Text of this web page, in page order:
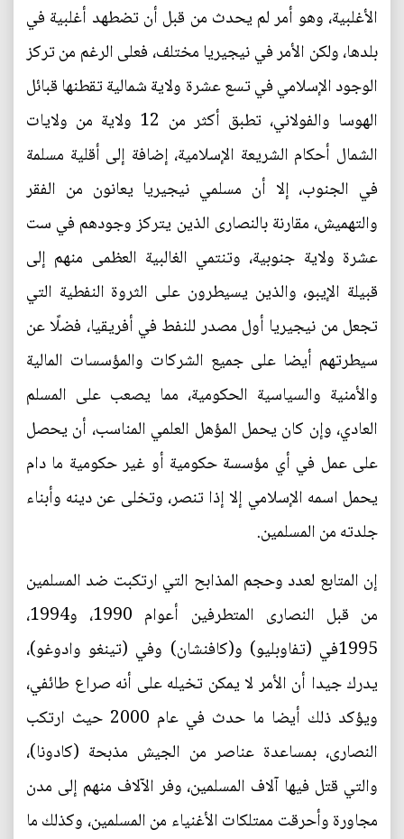
الأغلبية، وهو أمر لم يحدث من قبل أن تضطهد أغلبية في
بلدها، ولكن الأمر في نيجيريا مختلف، فعلى الرغم من تركز
الوجود الإسلامي في تسع عشرة ولاية شمالية تقطنها قبائل
الهوسا والفولاني، تطبق أكثر من 12 ولاية من ولايات
الشمال أحكام الشريعة الإسلامية، إضافة إلى أقلية مسلمة
في الجنوب، إلا أن مسلمي نيجيريا يعانون من الفقر
والتهميش، مقارنة بالنصارى الذين يتركز وجودهم في ست
عشرة ولاية جنوبية، وتنتمي الغالبية العظمى منهم إلى
قبيلة الإيبو، والذين يسيطرون على الثروة النفطية التي
تجعل من نيجيريا أول مصدر للنفط في أفريقيا، فضلًا عن
سيطرتهم أيضا على جميع الشركات والمؤسسات المالية
والأمنية والسياسية الحكومية، مما يصعب على المسلم
العادي، وإن كان يحمل المؤهل العلمي المناسب، أن يحصل
على عمل في أي مؤسسة حكومية أو غير حكومية ما دام
يحمل اسمه الإسلامي إلا إذا تنصر، وتخلى عن دينه وأبناء
جلدته من المسلمين.
إن المتابع لعدد وحجم المذابح التي ارتكبت ضد المسلمين
من قبل النصارى المتطرفين أعوام 1990، و1994،
1995في (تفاوبليو) و(كافنشان) وفي (تينغو وادوغو)،
يدرك جيدا أن الأمر لا يمكن تخيله على أنه صراع طائفي،
ويؤكد ذلك أيضا ما حدث في عام 2000 حيث ارتكب
النصارى، بمساعدة عناصر من الجيش مذبحة (كادونا)،
والتي قتل فيها آلاف المسلمين، وفر الآلاف منهم إلى مدن
مجاورة وأحرقت ممتلكات الأغنياء من المسلمين، وكذلك ما